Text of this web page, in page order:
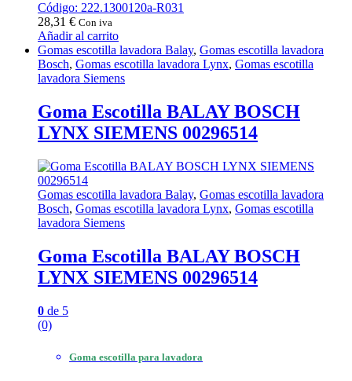
Código: 222.1300120a-R031
28,31 € Con iva
Añadir al carrito
Gomas escotilla lavadora Balay, Gomas escotilla lavadora
Bosch, Gomas escotilla lavadora Lynx, Gomas escotilla
lavadora Siemens
Goma Escotilla BALAY BOSCH
LYNX SIEMENS 00296514
Gomas escotilla lavadora Balay, Gomas escotilla lavadora
Bosch, Gomas escotilla lavadora Lynx, Gomas escotilla
lavadora Siemens
Goma Escotilla BALAY BOSCH
LYNX SIEMENS 00296514
0 de 5
(0)
Goma escotilla para lavadora